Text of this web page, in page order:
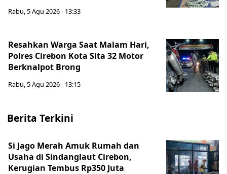
Rabu, 5 Agu 2026 - 13:33
Resahkan Warga Saat Malam Hari,
Polres Cirebon Kota Sita 32 Motor
Berknalpot Brong
Rabu, 5 Agu 2026 - 13:15
Berita Terkini
Si Jago Merah Amuk Rumah dan
Usaha di Sindanglaut Cirebon,
Kerugian Tembus Rp350 Juta